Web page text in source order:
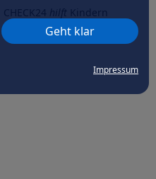
Geht klar
Impressum
CHECK24hilftder Natur